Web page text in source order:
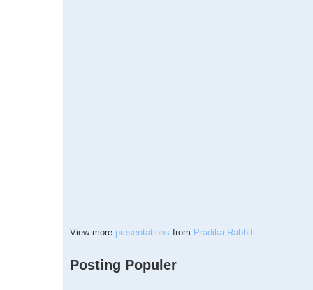
View more presentations from Pradika Rabbit
Posting Populer